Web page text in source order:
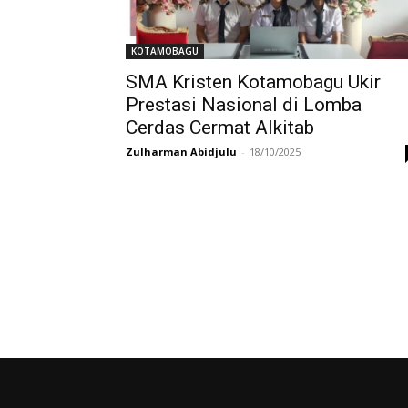
KOTAMOBAGU
SMA Kristen Kotamobagu Ukir
Prestasi Nasional di Lomba
Cerdas Cermat Alkitab
Zulharman Abidjulu - 18/10/2025